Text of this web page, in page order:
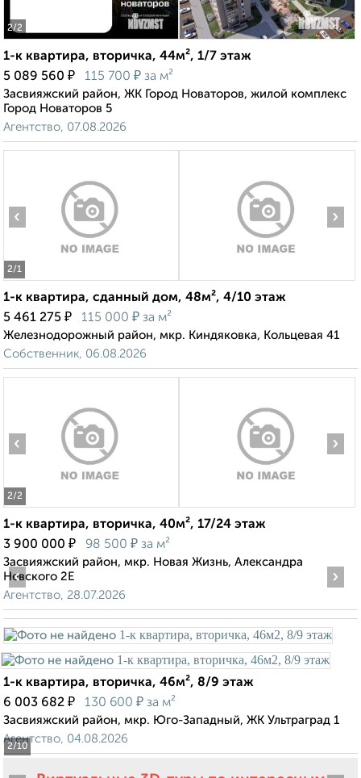
2/2
1-к квартира, вторичка, 44м², 1/7 этаж
5 089 560 ₽ 115 700 ₽ за м²
Засвияжский район, ЖК Город Новаторов, жилой комплекс
Город Новаторов 5
Агентство, 07.08.2026
2/1
‹ ›
1-к квартира, сданный дом, 48м², 4/10 этаж
5 461 275 ₽ 115 000 ₽ за м²
Железнодорожный район, мкр. Киндяковка, Кольцевая 41
Собственник, 06.08.2026
2/2
‹ ›
1-к квартира, вторичка, 40м², 17/24 этаж
3 900 000 ₽ 98 500 ₽ за м²
Засвияжский район, мкр. Новая Жизнь, Александра
Невского 2Е
Агентство, 28.07.2026
2/10
‹ ›
1-к квартира, вторичка, 46м², 8/9 этаж
6 003 682 ₽ 130 600 ₽ за м²
Засвияжский район, мкр. Юго-Западный, ЖК Ультраград 1
Агентство, 04.08.2026